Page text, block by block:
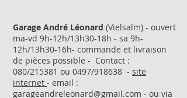
Garage André Léonard (Vielsalm) - ouvert
ma-vd 9h-12h/13h30-18h - sa 9h-
12h/13h30-16h- commande et livraison
de pièces possible - Contact :
080/215381 ou 0497/918638 - site
internet - email :
garageandreleonard@gmail.com - ou via